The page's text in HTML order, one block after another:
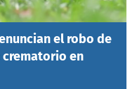
el robo de
en